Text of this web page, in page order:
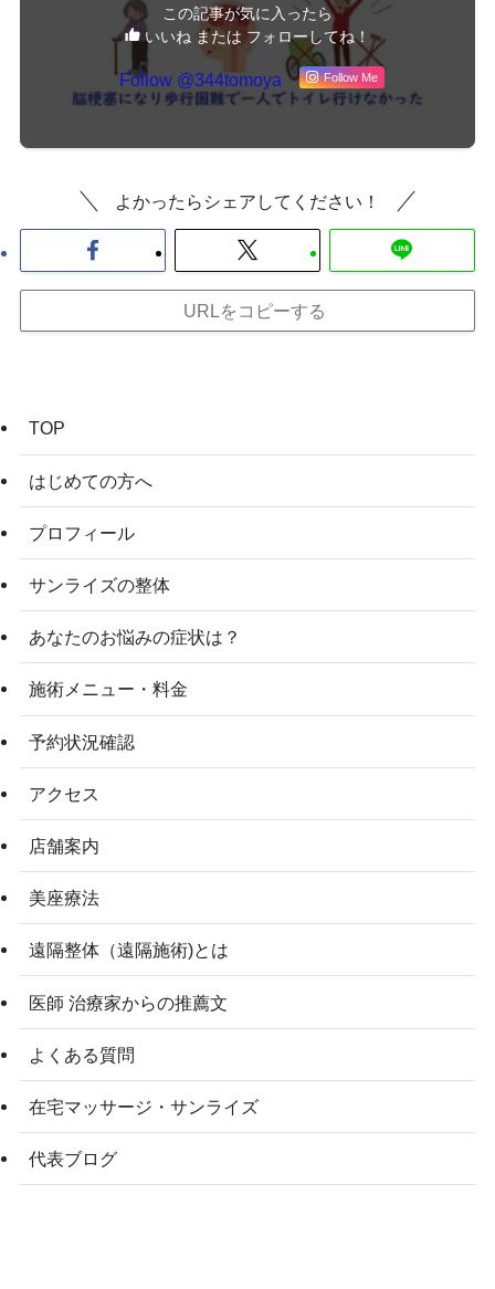
この記事が気に入ったら
いいね または フォローしてね！
Follow @344tomoya Follow Me
よかったらシェアしてください！
URLをコピーする
TOP
はじめての方へ
プロフィール
サンライズの整体
あなたのお悩みの症状は？
施術メニュー・料金
予約状況確認
アクセス
店舗案内
美座療法
遠隔整体（遠隔施術)とは
医師 治療家からの推薦文
よくある質問
在宅マッサージ・サンライズ
代表ブログ